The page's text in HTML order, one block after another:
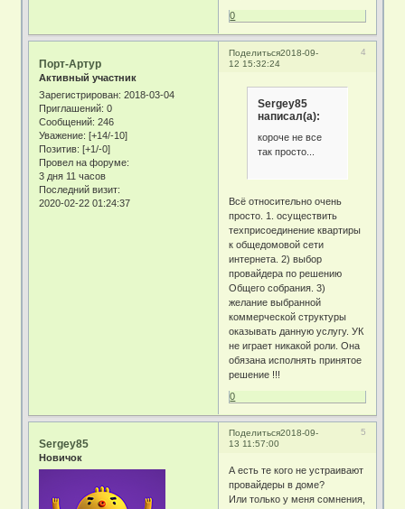
0
Поделиться 4
2018-09-
12 15:32:24
Порт-Артур
Активный участник
Зарегистрирован: 2018-03-04
Приглашений: 0
Сообщений: 246
Уважение: [+14/-10]
Позитив: [+1/-0]
Провел на форуме:
3 дня 11 часов
Последний визит:
2020-02-22 01:24:37
Sergey85
написал(а):
короче не все
так просто...
Всё относительно очень
просто. 1. осуществить
техприсоединение квартиры
к общедомовой сети
интернета. 2) выбор
провайдера по решению
Общего собрания. 3)
желание выбранной
коммерческой структуры
оказывать данную услугу. УК
не играет никакой роли. Она
обязана исполнять принятое
решение !!!
0
Поделиться 5
2018-09-
13 11:57:00
Sergey85
Новичок
А есть те кого не устраивают
провайдеры в доме?
Или только у меня сомнения,